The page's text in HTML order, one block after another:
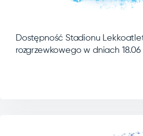
Dostępność Stadionu
rozgrzewkowego w dniach 18.06